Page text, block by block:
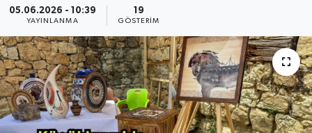
05.06.2026 - 10:39
YAYINLANMA
19
GÖSTERIM
Resmi İlanlar
Sağlık